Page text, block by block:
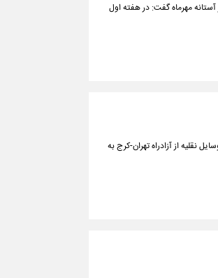
مهرماه گفت: در هفته اول
ساعت ۱۵:۳۰ امروز، ۲۳ شهریور، تردد همه وسایل نقلیه از آزادراه تهران-کرج به